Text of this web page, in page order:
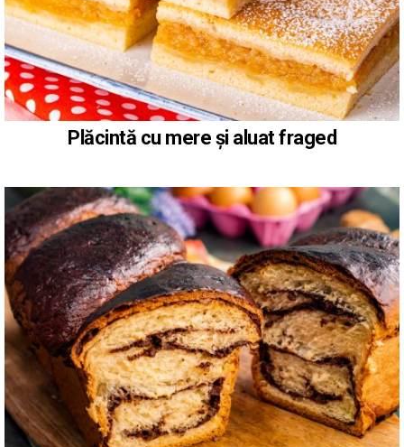
Plăcintă cu mere și aluat fraged